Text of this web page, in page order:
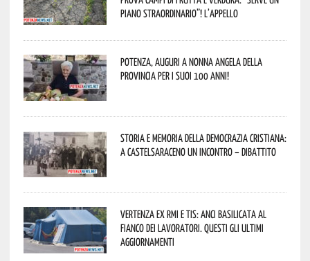
piano straordinario”! L’appello
Potenza, auguri a nonna Angela della
provincia per i suoi 100 anni!
Storia e memoria della Democrazia Cristiana:
a Castelsaraceno un incontro – dibattito
Vertenza ex RMI e TIS: ANCI Basilicata al
fianco dei lavoratori. Questi gli ultimi
aggiornamenti